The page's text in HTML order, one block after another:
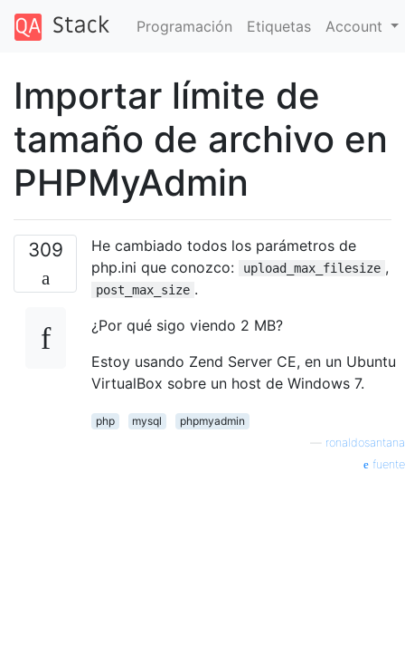
Programación Etiquetas Account
Importar límite de
tamaño de archivo en
PHPMyAdmin
309
He cambiado todos los parámetros de
php.ini que conozco:
upload_max_filesize ,
post_max_size .
¿Por qué sigo viendo 2 MB?
Estoy usando Zend Server CE, en un Ubuntu
VirtualBox sobre un host de Windows 7.
php mysql
phpmyadmin
ronaldosantana
fuente